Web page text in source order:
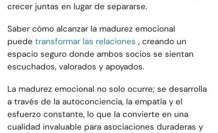
crecer juntas en lugar de separarse.
Saber cómo alcanzar la madurez emocional
puede transformar las relaciones , creando un
espacio seguro donde ambos socios se sientan
escuchados, valorados y apoyados.
La madurez emocional no solo ocurre; se desarrolla
a través de la autoconciencia, la empatía y el
esfuerzo constante, lo que la convierte en una
cualidad invaluable para asociaciones duraderas y